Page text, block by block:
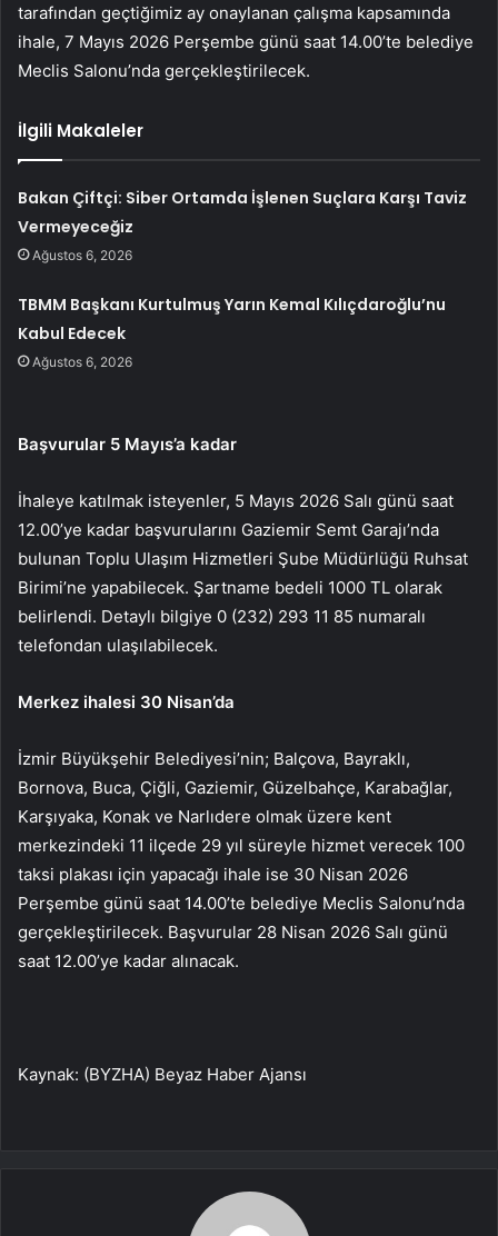
tarafından geçtiğimiz ay onaylanan çalışma kapsamında
ihale, 7 Mayıs 2026 Perşembe günü saat 14.00’te belediye
Meclis Salonu’nda gerçekleştirilecek.
İlgili Makaleler
Bakan Çiftçi: Siber Ortamda İşlenen Suçlara Karşı Taviz
Vermeyeceğiz
Ağustos 6, 2026
TBMM Başkanı Kurtulmuş Yarın Kemal Kılıçdaroğlu’nu
Kabul Edecek
Ağustos 6, 2026
Başvurular 5 Mayıs’a kadar
İhaleye katılmak isteyenler, 5 Mayıs 2026 Salı günü saat
12.00’ye kadar başvurularını Gaziemir Semt Garajı’nda
bulunan Toplu Ulaşım Hizmetleri Şube Müdürlüğü Ruhsat
Birimi’ne yapabilecek. Şartname bedeli 1000 TL olarak
belirlendi. Detaylı bilgiye 0 (232) 293 11 85 numaralı
telefondan ulaşılabilecek.
Merkez ihalesi 30 Nisan’da
İzmir Büyükşehir Belediyesi’nin; Balçova, Bayraklı,
Bornova, Buca, Çiğli, Gaziemir, Güzelbahçe, Karabağlar,
Karşıyaka, Konak ve Narlıdere olmak üzere kent
merkezindeki 11 ilçede 29 yıl süreyle hizmet verecek 100
taksi plakası için yapacağı ihale ise 30 Nisan 2026
Perşembe günü saat 14.00’te belediye Meclis Salonu’nda
gerçekleştirilecek. Başvurular 28 Nisan 2026 Salı günü
saat 12.00’ye kadar alınacak.
Kaynak: (BYZHA) Beyaz Haber Ajansı